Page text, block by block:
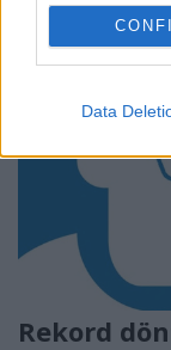
Data
Rekord